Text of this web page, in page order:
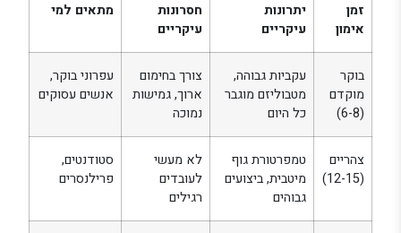
זמן
אימון
יתרונות
עיקריים
חסרונות
עיקריים
מתאים למי
בוקר
מוקדם
(6-8)
עקביות גבוהה,
מטבוליזם מוגבר
כל היום
צורך בחימום
ארוך, גמישות
נמוכה
עפרוני בוקר,
אנשים עסוקים
צהריים
(12-15)
טמפרטורת גוף
מיטבית, ביצועים
גבוהים
לא מעשי
לעובדים
רגילים
סטודנטים,
פרילנסרים